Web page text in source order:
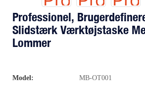
Professionel,
Slidstærk Værktøjstaske
Lommer
Model: MB-OT001